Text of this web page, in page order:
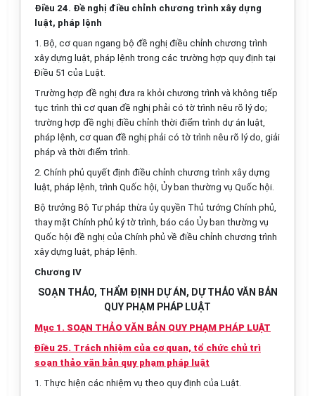
Điều 24. Đề nghị điều chỉnh chương trình xây dựng
luật, pháp lệnh
1. Bộ, cơ quan ngang bộ đề nghị điều chỉnh chương trình
xây dựng luật, pháp lệnh trong các trường hợp quy định tại
Điều 51 của Luật.
Trường hợp đề nghị đưa ra khỏi chương trình và không tiếp
tục trình thì cơ quan đề nghị phải có tờ trình nêu rõ lý do;
trường hợp đề nghị điều chỉnh thời điểm trình dự án luật,
pháp lệnh, cơ quan đề nghị phải có tờ trình nêu rõ lý do, giải
pháp và thời điểm trình.
2. Chính phủ quyết định điều chỉnh chương trình xây dựng
luật, pháp lệnh, trình Quốc hội, Ủy ban thường vụ Quốc hội.
Bộ trưởng Bộ Tư pháp thừa ủy quyền Thủ tướng Chính phủ,
thay mặt Chính phủ ký tờ trình, báo cáo Ủy ban thường vụ
Quốc hội đề nghị của Chính phủ về điều chỉnh chương trình
xây dựng luật, pháp lệnh.
Chương IV
SOẠN THẢO, THẨM ĐỊNH DỰ ÁN, DỰ THẢO VĂN BẢN
QUY PHẠM PHÁP LUẬT
Mục 1. SOẠN THẢO VĂN BẢN QUY PHẠM PHÁP LUẬT
Điều 25. Trách nhiệm của cơ quan, tổ chức chủ trì
soạn thảo văn bản quy phạm pháp luật
1. Thực hiện các nhiệm vụ theo quy định của Luật.